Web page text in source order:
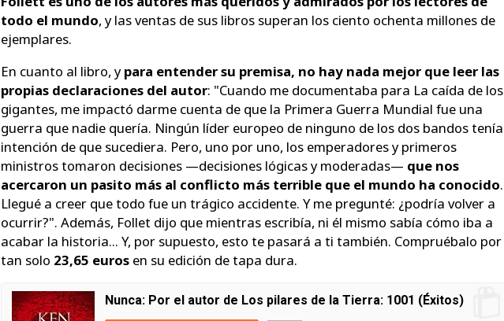
todo el mundo, y las ventas de sus libros superan los ciento ochenta millones de
ejemplares.
En cuanto al libro, ypara entender su premisa, no hay nada mejor que leer las
propias declaraciones del autor: "Cuando me documentaba para La caída de los
gigantes, me impactó darme cuenta de que la Primera Guerra Mundial fue una
guerra que nadie quería. Ningún líder europeo de ninguno de los dos bandos tenía
intención de que sucediera. Pero, uno por uno, los emperadores y primeros
ministros tomaron decisiones —decisiones lógicas y moderadas— que nos
acercaron un pasito más al conflicto más terrible que el mundo ha conocido.
Llegué a creer que todo fue un trágico accidente. Y me pregunté: ¿podría volver a
ocurrir?". Además, Follet dijo que mientras escribía, ni él mismo sabía cómo iba a
acabar la historia... Y, por supuesto, esto te pasará a ti también. Compruébalo por
tan solo 23,65 euros en su edición de tapa dura.
Nunca: Por el autor de Los pilares de la Tierra: 1001 (Éxitos)